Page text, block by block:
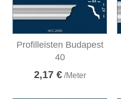
Profilleisten Budapest
40
2,17 €/Meter